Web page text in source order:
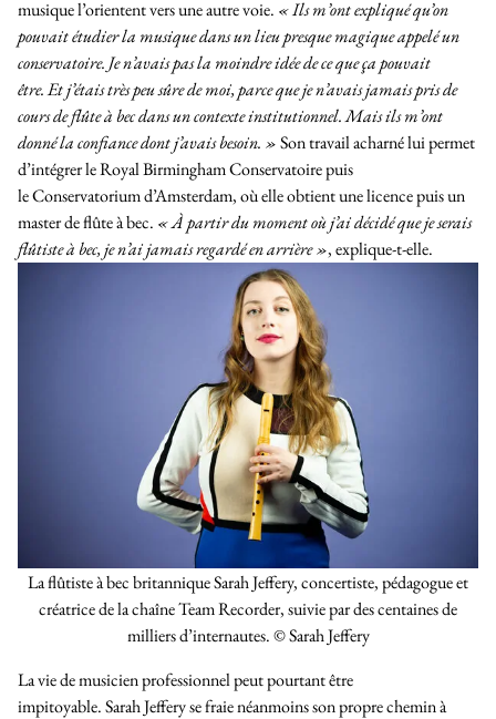
musique l’orientent vers une autre voie. « Ils m’ont expliqué qu’on
pouvait étudier la musique dans un lieu presque magique appelé un
conservatoire. Je n’avais pas la moindre idée de ce que ça pouvait
être. Et j’étais très peu sûre de moi, parce que je n’avais jamais pris de
cours de flûte à bec dans un contexte institutionnel. Mais ils m’ont
donné la confiance dont j’avais besoin. »Son travail acharné lui permet
d’intégrer le Royal Birmingham Conservatoire puis
le Conservatorium d’Amsterdam, où elle obtient une licence puis un
master de flûte à bec. « À partir du moment où j’ai décidé que je serais
flûtiste à bec, je n’ai jamais regardé en arrière », explique-t-elle.
La flûtiste à bec britannique Sarah Jeffery, concertiste, pédagogue et
créatrice de la chaîne Team Recorder, suivie par des centaines de
milliers d’internautes. © Sarah Jeffery
La vie de musicien professionnel peut pourtant être
impitoyable. Sarah Jeffery se fraie néanmoins son propre chemin à